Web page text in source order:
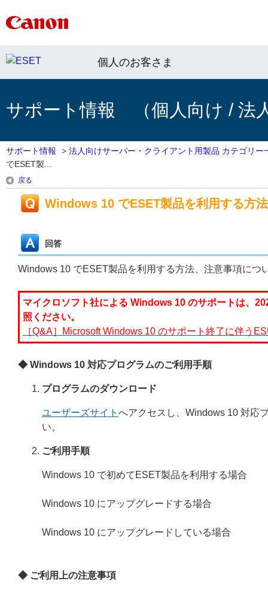
個人のお客さま
サポート情報 （個人向け / 法
サポート情報 > 法人向けサーバー・クライアント用製品 カテゴリー
でESET製...
戻る
Windows 10 でESET製品を利用する方
回答
Windows 10 でESET製品を利用する方法、注意事項につ
マイクロソフト社による Windows 10 のサポートは、
照ください。
［Q&A］Microsoft Windows 10 のサポート終了に伴う
◆ Windows 10 対応プログラムのご利用手順
プログラムのダウンロード
ユーザーズサイト へアクセスし、Windows 10 対応
い。
ご利用手順
Windows 10 で初めてESET製品を利用する場合
Windows 10 にアップグレードする場合
Windows 10 にアップグレードしている場合
◆ ご利用上の注意事項